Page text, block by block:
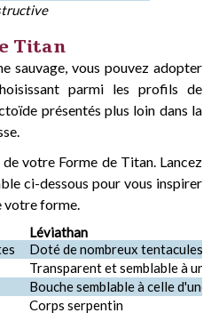
Titan
sauvage, vous pouvez adopter
parmi les profils de
présentés plus loin dans la
votre Forme de Titan. Lancez
ci-dessous pour vous inspirer
votre forme.
Léviathan
Doté de nombreux tentacules
Transparent et semblable à un
Bouche semblable à celle
Corps serpentin